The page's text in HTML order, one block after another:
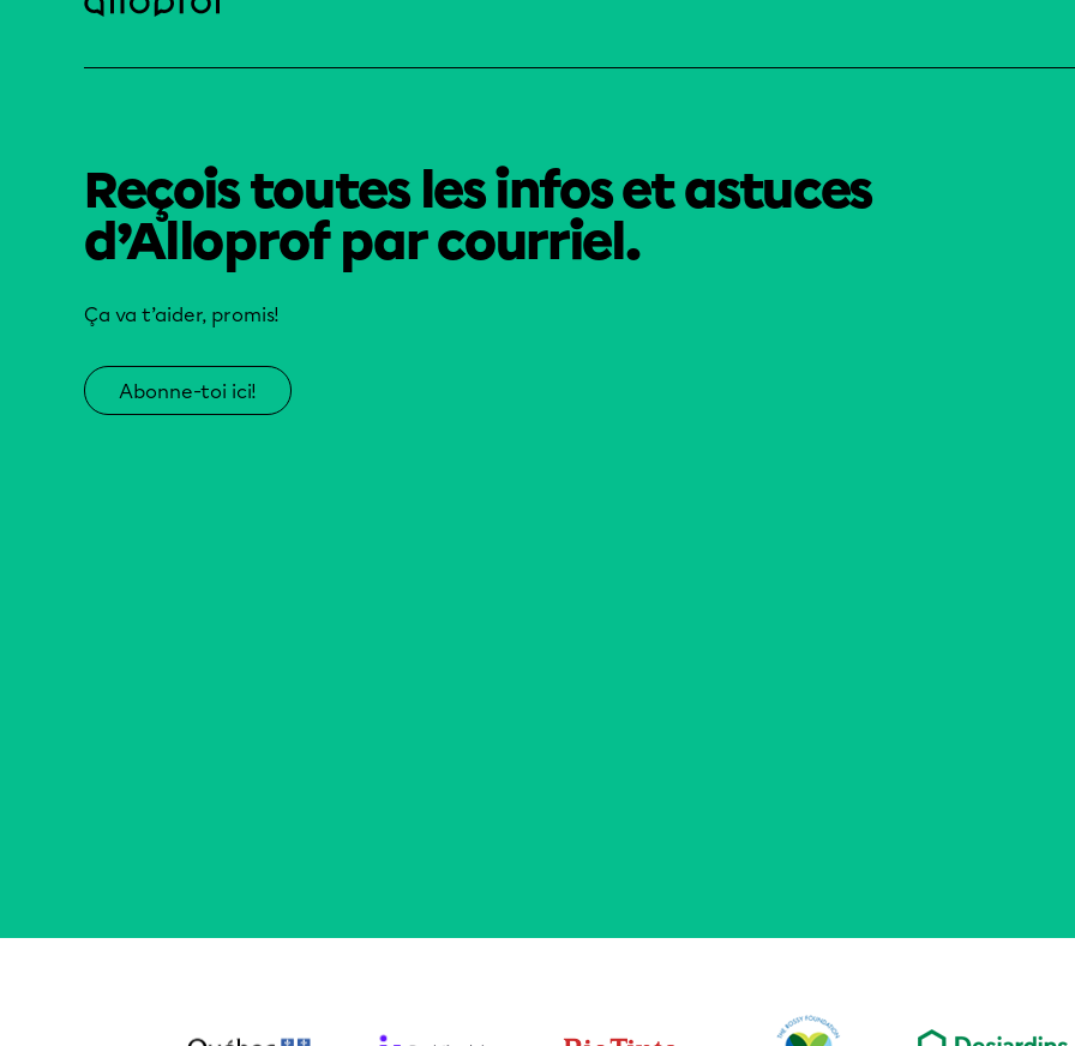
Reçois toutes les infos et astuces
d’Alloprof par courriel.
Ça va t’aider, promis!
Abonne-toi ici!